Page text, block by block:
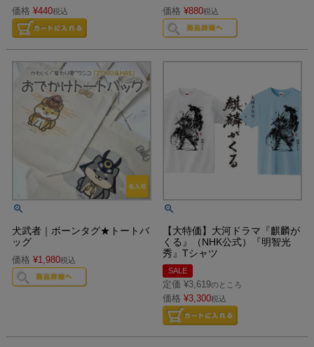
価格 ¥440税込 価格 ¥880税込
犬武者｜ボーンタグ★トートバ
ッグ
価格 ¥1,980税込
【大特価】大河ドラマ『麒麟が
くる』（NHK公式）『明智光
秀』Tシャツ
SALE
定価 ¥3,619のところ
価格 ¥3,300税込